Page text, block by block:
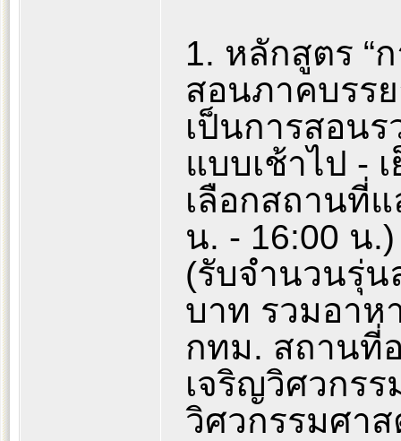
1. หลักสูตร “
สอนภาคบรร
เป็นการสอน
แบบเช้าไป -
เลือกสถานที่แ
น. - 16:00 น
(รับจำนวนรุ่น
บาท รวมอาห
กทม. สถานที่
เจริญวิศวกร
วิศวกรรมศา